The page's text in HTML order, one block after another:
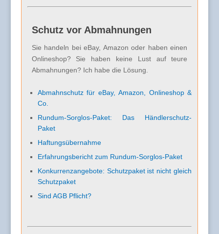
Schutz vor Abmahnungen
Sie handeln bei eBay, Amazon oder haben einen
Onlineshop? Sie haben keine Lust auf teure
Abmahnungen? Ich habe die Lösung.
Abmahnschutz für eBay, Amazon, Onlineshop &
Co.
Rundum-Sorglos-Paket: Das Händlerschutz-
Paket
Haftungsübernahme
Erfahrungsbericht zum Rundum-Sorglos-Paket
Konkurrenzangebote: Schutzpaket ist nicht gleich
Schutzpaket
Sind AGB Pflicht?